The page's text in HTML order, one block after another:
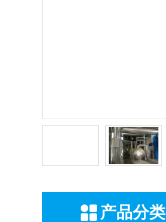
产品分类